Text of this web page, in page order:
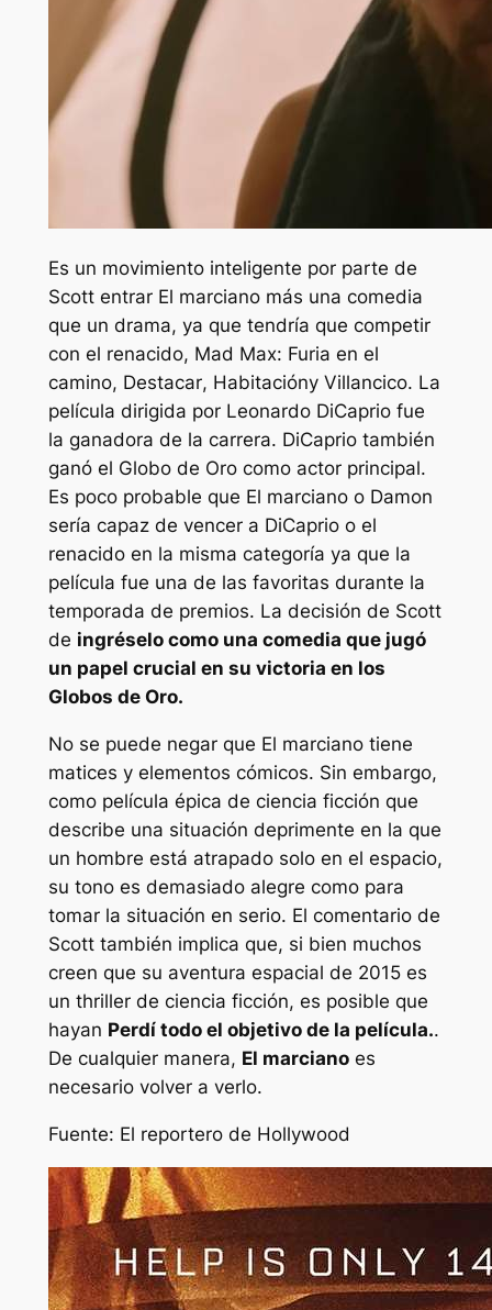
Es un movimiento inteligente por parte de
Scott entrar El marcianomás una comedia
que un drama, ya que tendría que competir
con el renacido, Mad Max: Furia en el
camino, Destacar, Habitacióny Villancico. La
película dirigida por Leonardo DiCaprio fue
la ganadora de la carrera. DiCaprio también
ganó el Globo de Oro como actor principal.
Es poco probable que El marcianoo Damon
sería capaz de vencer a DiCaprio o el
renacidoen la misma categoría ya que la
película fue una de las favoritas durante la
temporada de premios. La decisión de Scott
de ingréselo como una comedia que jugó
un papel crucial en su victoria en los
Globos de Oro.
No se puede negar que El marcianotiene
matices y elementos cómicos. Sin embargo,
como película épica de ciencia ficción que
describe una situación deprimente en la que
un hombre está atrapado solo en el espacio,
su tono es demasiado alegre como para
tomar la situación en serio. El comentario de
Scott también implica que, si bien muchos
creen que su aventura espacial de 2015 es
un thriller de ciencia ficción, es posible que
hayan Perdí todo el objetivo de la película..
De cualquier manera, El marcianoes
necesario volver a verlo.
Fuente: El reportero de Hollywood